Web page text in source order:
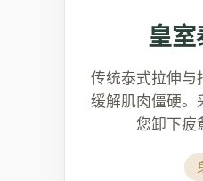
皇室
传统泰式拉伸与
缓解肌肉僵硬。
您卸下疲